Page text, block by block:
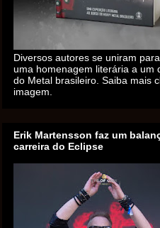
Diversos autores se uniram
uma homenagem literária a um
do Metal brasileiro. Saiba mais
imagem.
Erik Martensson faz um
carreira do Eclipse